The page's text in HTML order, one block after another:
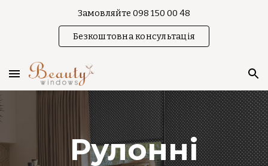
Замовляйте 098 150 00 48
Безкоштовна консультація
Рулонні